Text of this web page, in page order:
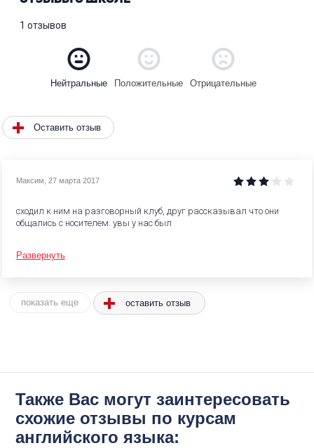
1 отзывов
Нейтральные Положительные Отрицательные
Оставить отзыв
Максим 27 марта 2017
сходил к ним на разговорный клуб, друг рассказывал что они
общались с носителем. увы у нас был
Развернуть
показать еще оставить отзыв
Также Вас могут заинтересовать
схожие отзывы по курсам
английского языка: